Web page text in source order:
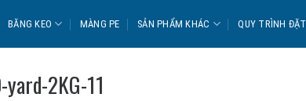
BĂNG KEO MÀNG PE SẢN PHẨM KHÁC QUY TRÌNH
2KG-11